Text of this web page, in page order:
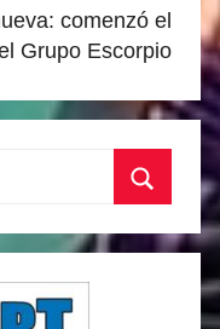
comenzó el
Grupo Escorpio
Buscar